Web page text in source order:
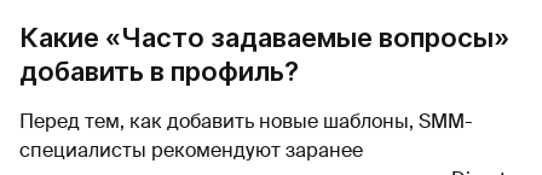
Какие «Часто задаваемые вопросы»
добавить в профиль?
Перед тем, как добавить новые шаблоны, SMM-
специалисты рекомендуют заранее